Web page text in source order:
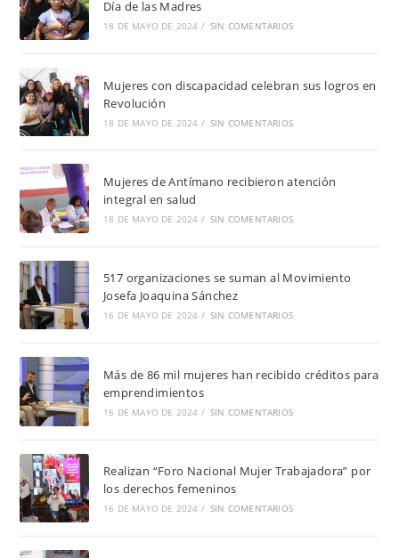
Día de las Madres
18 DE MAYO DE 2024 / SIN COMENTARIOS
Mujeres con discapacidad celebran sus logros en
Revolución
18 DE MAYO DE 2024 / SIN COMENTARIOS
Mujeres de Antímano recibieron atención
integral en salud
18 DE MAYO DE 2024 / SIN COMENTARIOS
517 organizaciones se suman al Movimiento
Josefa Joaquina Sánchez
16 DE MAYO DE 2024 / SIN COMENTARIOS
Más de 86 mil mujeres han recibido créditos para
emprendimientos
16 DE MAYO DE 2024 / SIN COMENTARIOS
Realizan “Foro Nacional Mujer Trabajadora” por
los derechos femeninos
16 DE MAYO DE 2024 / SIN COMENTARIOS